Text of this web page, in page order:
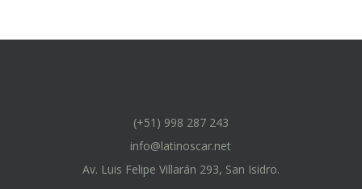
(+51) 998 287 243
info@latinoscar.net
Av. Luis Felipe Villarán 293, San Isidro.